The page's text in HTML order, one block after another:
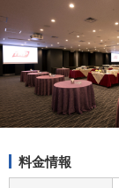
料金情報